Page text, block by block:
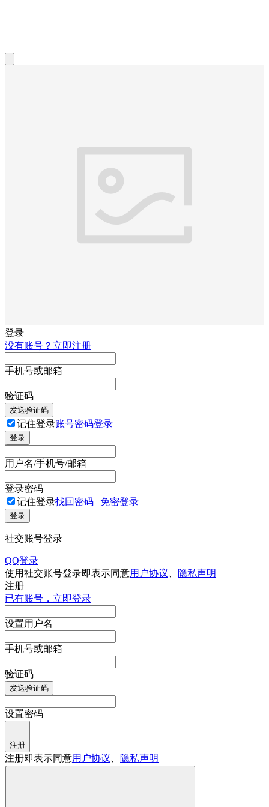
登录
没有账号？立即注册
手机号或邮箱
验证码
发送验证码
记住登录账号密码登录
登录
用户名/手机号/邮箱
登录密码
记住登录找回密码 | 免密登录
登录
社交账号登录
QQ登录
使用社交账号登录即表示同意用户协议
隐私声明
注册
已有账号，立即登录
设置用户名
手机号或邮箱
验证码
发送验证码
设置密码
注册
注册即表示同意用户协议 隐私声明